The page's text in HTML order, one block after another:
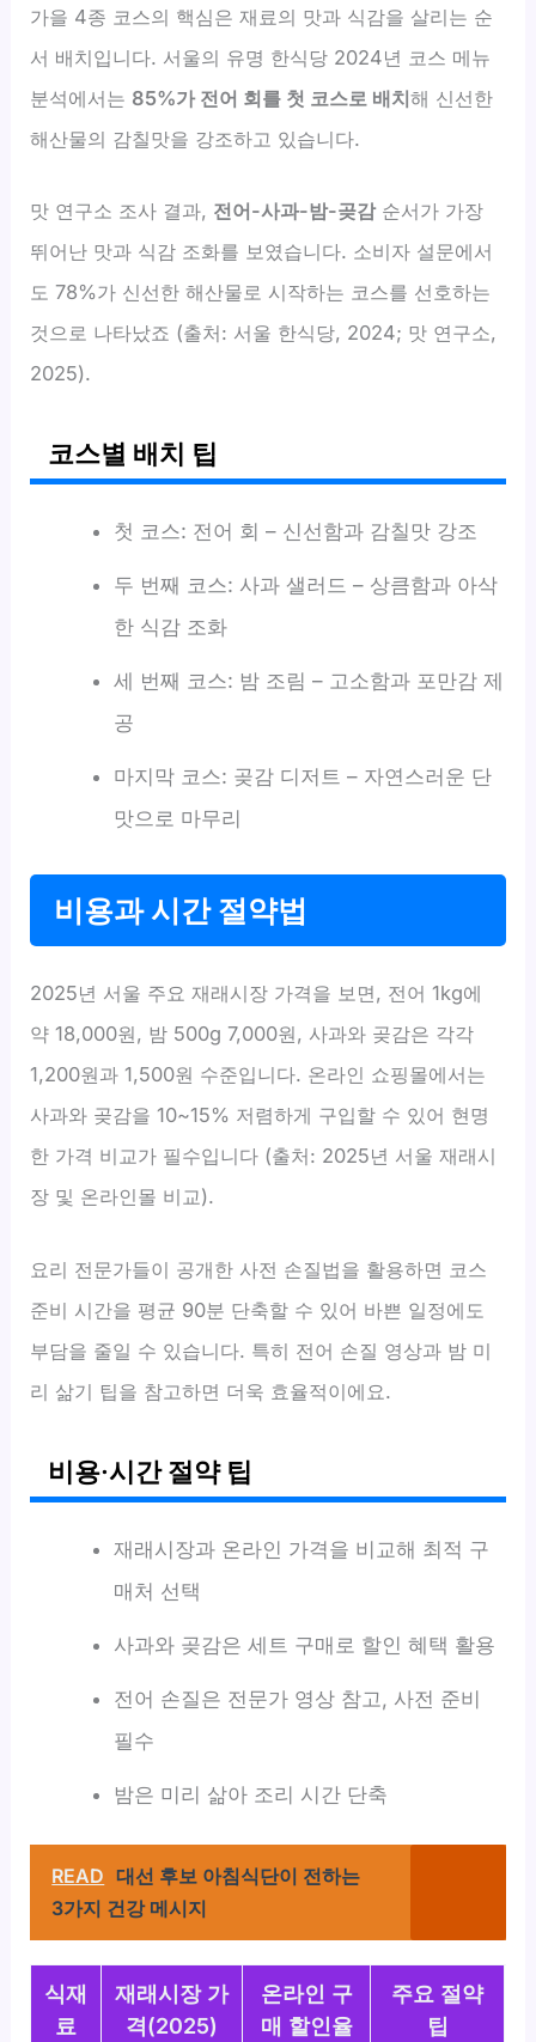
가을 4종 코스의 핵심은 재료의 맛과 식감을 살리는 순
서 배치입니다. 서울의 유명 한식당 2024년 코스 메뉴
분석에서는 85%가 전어 회를 첫 코스로 배치해 신선한
해산물의 감칠맛을 강조하고 있습니다.
맛 연구소 조사 결과, 전어-사과-밤-곶감순서가 가장
뛰어난 맛과 식감 조화를 보였습니다. 소비자 설문에서
도 78%가 신선한 해산물로 시작하는 코스를 선호하는
것으로 나타났죠 (출처: 서울 한식당, 2024; 맛 연구소,
2025).
코스별 배치 팁
첫 코스: 전어 회 – 신선함과 감칠맛 강조
두 번째 코스: 사과 샐러드 – 상큼함과 아삭
한 식감 조화
세 번째 코스: 밤 조림 – 고소함과 포만감 제
공
마지막 코스: 곶감 디저트 – 자연스러운 단
맛으로 마무리
비용과 시간 절약법
2025년 서울 주요 재래시장 가격을 보면, 전어 1kg에
약 18,000원, 밤 500g 7,000원, 사과와 곶감은 각각
1,200원과 1,500원 수준입니다. 온라인 쇼핑몰에서는
사과와 곶감을 10~15% 저렴하게 구입할 수 있어 현명
한 가격 비교가 필수입니다 (출처: 2025년 서울 재래시
장 및 온라인몰 비교).
요리 전문가들이 공개한 사전 손질법을 활용하면 코스
준비 시간을 평균 90분 단축할 수 있어 바쁜 일정에도
부담을 줄일 수 있습니다. 특히 전어 손질 영상과 밤 미
리 삶기 팁을 참고하면 더욱 효율적이에요.
비용·시간 절약 팁
재래시장과 온라인 가격을 비교해 최적 구
매처 선택
사과와 곶감은 세트 구매로 할인 혜택 활용
전어 손질은 전문가 영상 참고, 사전 준비
필수
밤은 미리 삶아 조리 시간 단축
READ 대선 후보 아침식단이 전하는
3가지 건강 메시지
식재
료
재래시장 가
격(2025)
온라인 구
매 할인율
주요 절약
팁